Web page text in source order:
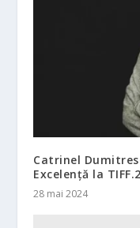
Catrinel
Excelență la
28 mai 2024